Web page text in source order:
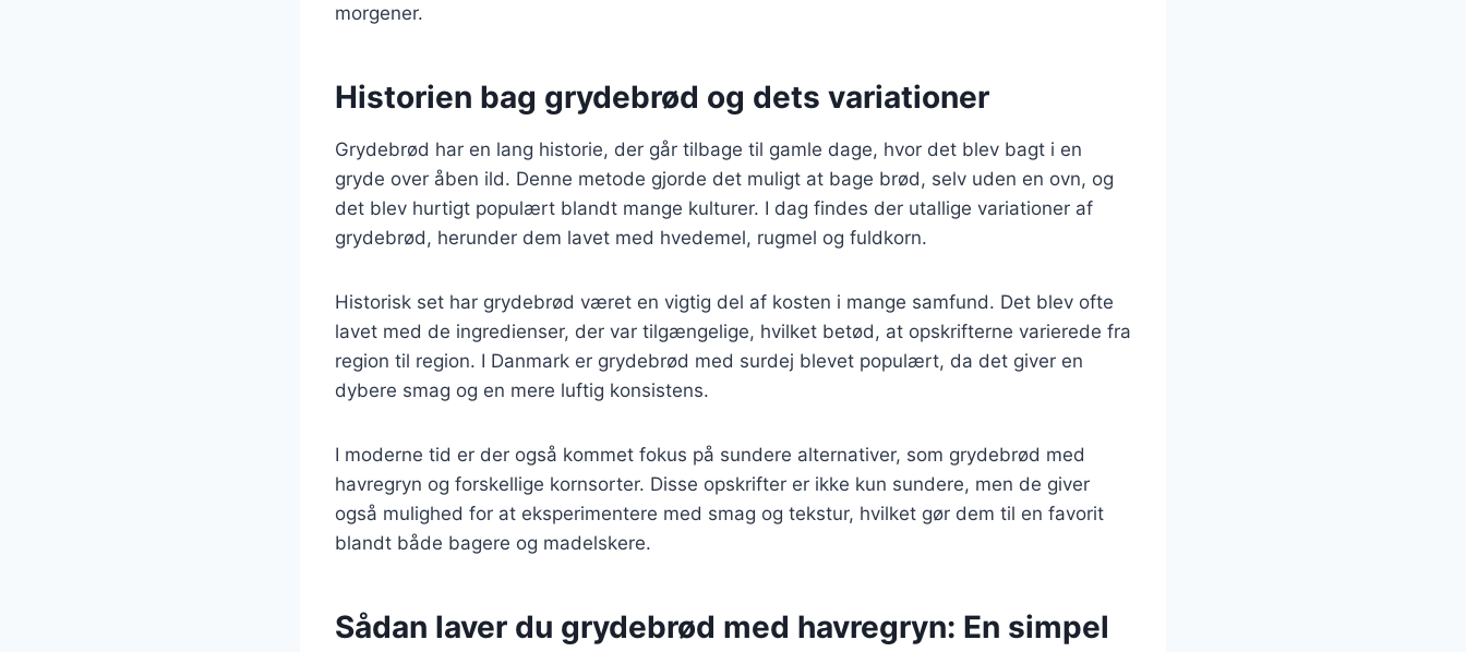
morgener.
Historien bag grydebrød og dets variationer
Grydebrød har en lang historie, der går tilbage til gamle dage, hvor det blev bagt i en
gryde over åben ild. Denne metode gjorde det muligt at bage brød, selv uden en ovn, og
det blev hurtigt populært blandt mange kulturer. I dag findes der utallige variationer af
grydebrød, herunder dem lavet med hvedemel, rugmel og fuldkorn.
Historisk set har grydebrød været en vigtig del af kosten i mange samfund. Det blev ofte
lavet med de ingredienser, der var tilgængelige, hvilket betød, at opskrifterne varierede fra
region til region. I Danmark er grydebrød med surdej blevet populært, da det giver en
dybere smag og en mere luftig konsistens.
I moderne tid er der også kommet fokus på sundere alternativer, som grydebrød med
havregryn og forskellige kornsorter. Disse opskrifter er ikke kun sundere, men de giver
også mulighed for at eksperimentere med smag og tekstur, hvilket gør dem til en favorit
blandt både bagere og madelskere.
Sådan laver du grydebrød med havregryn: En simpel